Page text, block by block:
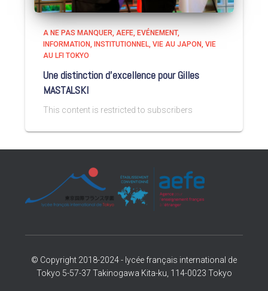
A NE PAS MANQUER AEFE EVÉNEMENT
INFORMATION
INSTITUTIONNEL VIE AU JAPON VIE
AU LFI TOKYO
Une distinction d’excellence pour Gilles
MASTALSKI
This content is restricted to subscribers
© Copyright 2018-2024 - lycée français international de
Tokyo 5-57-37 Takinogawa Kita-ku, 114-0023 Tokyo